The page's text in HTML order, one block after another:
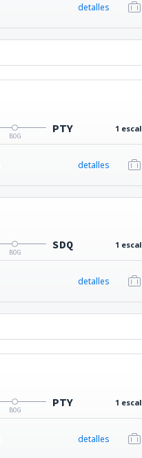
detalles
BOG
PTY 1
detalles
BOG
SDQ 1
detalles
BOG
PTY 1
detalles